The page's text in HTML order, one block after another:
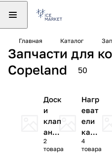
Главная Каталог
Запчасти для
Copeland
50
Доск
и
клап
анны
е
2
товара
Нагр
еват
ели
карт
ера
4
товара